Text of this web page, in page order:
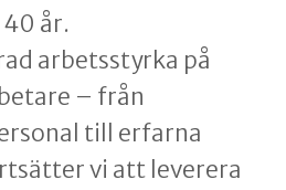
år.
arbetsstyrka på
– från
till erfarna
vi att leverera